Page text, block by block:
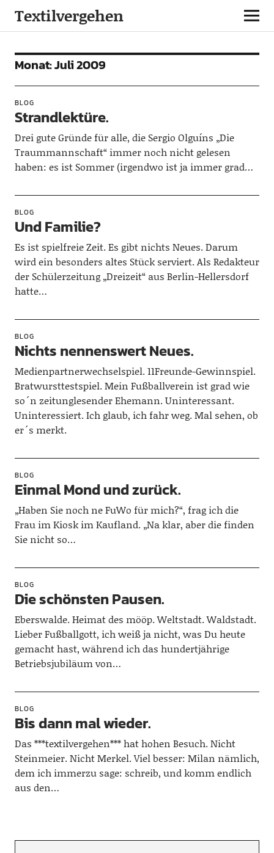
Textilvergehen
Monat:Juli 2009
BLOG
Strandlektüre.
Drei gute Gründe für alle, die Sergio Olguíns „Die
Traummannschaft“ immer noch nicht gelesen
haben: es ist Sommer (irgendwo ist ja immer grad…
BLOG
Und Familie?
Es ist spielfreie Zeit. Es gibt nichts Neues. Darum
wird ein besonders altes Stück serviert. Als Redakteur
der Schülerzeitung „Dreizeit“ aus Berlin-Hellersdorf
hatte…
BLOG
Nichts nennenswert Neues.
Medienpartnerwechselspiel. 11Freunde-Gewinnspiel.
Bratwursttestspiel. Mein Fußballverein ist grad wie
so´n zeitunglesender Ehemann. Uninteressant.
Uninteressiert. Ich glaub, ich fahr weg. Mal sehen, ob
er´s merkt.
BLOG
Einmal Mond und zurück.
„Haben Sie noch ne FuWo für mich?“, frag ich die
Frau im Kiosk im Kaufland. „Na klar, aber die finden
Sie nicht so…
BLOG
Die schönsten Pausen.
Eberswalde. Heimat des mööp. Weltstadt. Waldstadt.
Lieber Fußballgott, ich weiß ja nicht, was Du heute
gemacht hast, während ich das hundertjährige
Betriebsjubiläum von…
BLOG
Bis dann mal wieder.
Das ***textilvergehen*** hat hohen Besuch. Nicht
Steinmeier. Nicht Merkel. Viel besser: Milan nämlich,
dem ich immerzu sage: schreib, und komm endlich
aus den…